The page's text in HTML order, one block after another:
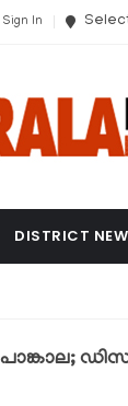
Sign In
DISTRICT